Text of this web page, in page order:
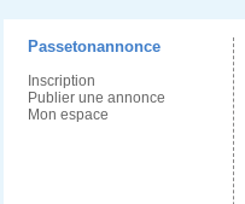
Passetonannonce
Inscription
Publier une annonce
Mon espace